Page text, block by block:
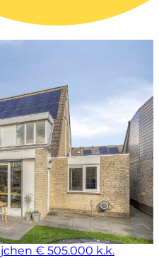
€ 505.000 k.k.